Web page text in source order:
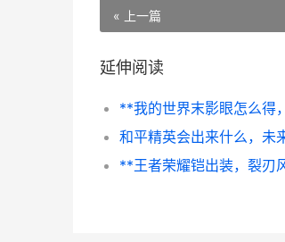
« 上一篇
延伸阅读
和平精英会出来什么，未